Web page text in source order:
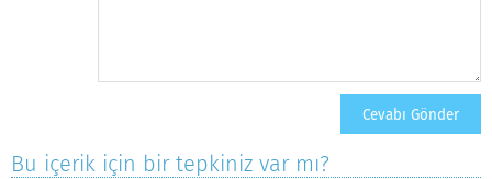
Bu içerik için bir tepkiniz var mı?